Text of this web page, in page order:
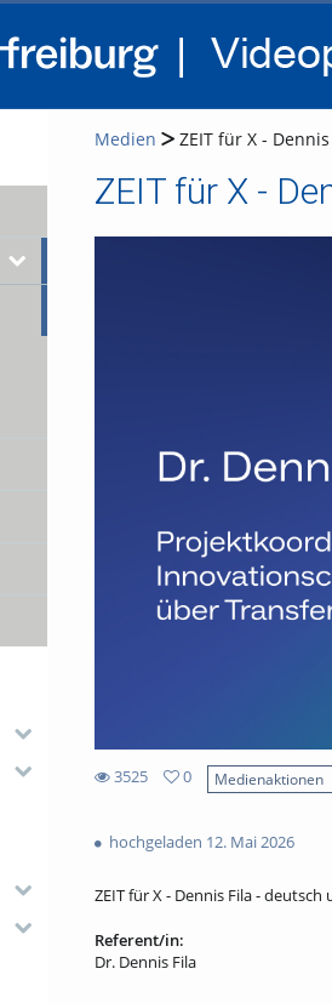
Medien ZEIT für X -
ZEIT für X -
3525
views
0
Medienaktionen
hochgeladen 12. Mai 2026
ZEIT für X - Dennis Fila -
Referent/in:
Dr. Dennis Fila